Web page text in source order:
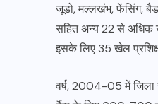
जूडो, मल्लखंभ, फेंसिंग,
सहित अन्य 22 से अधिक
इसके लिए 35 खेल
वर्ष, 2004-05 में जिला